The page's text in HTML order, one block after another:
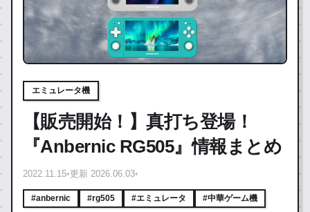
エミュレータ機
【販売開始！】真打ち登場！
『Anbernic RG505』情報まとめ
2022.11.15•更新 2026.06.03•
#anbernic #rg505 #エミュレータ #中華ゲーム機